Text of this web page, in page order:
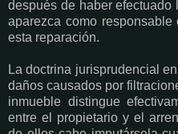
después de haber
aparezca como
esta reparación.
La doctrina jurisprudencial
daños causados por
inmueble distingue
entre el propietario y el